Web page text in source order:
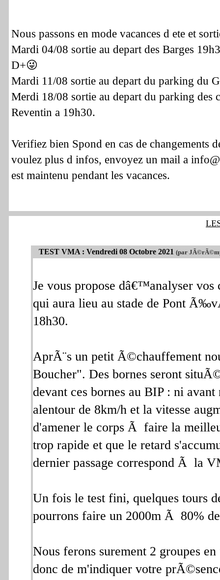
Nous passons en mode vacances d ete et
Mardi 04/08 sortie au depart des Barges
D+😜
Mardi 11/08 sortie au depart du parking du
Merdi 18/08 sortie au depart du parking des
Reventin a 19h30.
Verifiez bien Spond en cas de changements
voulez plus d infos, envoyez un mail a
est maintenu pendant les vacances.
TEST VMA : Vendredi 08 Octobre 2021 (par
Je vous propose dâ€™analyser
qui aura lieu au stade de Pont
18h30.
AprÃ¨s un petit Ã©chauffement
Boucher". Des bornes seront
devant ces bornes au BIP : ni
alentour de 8km/h et la vitesse
d'amener le corps Ã faire la
trop rapide et que le retard
dernier passage correspond Ã la
Un fois le test fini, quelques tours
pourrons faire un 2000m Ã 80%
Nous ferons surement 2 groupes
donc de m'indiquer votre